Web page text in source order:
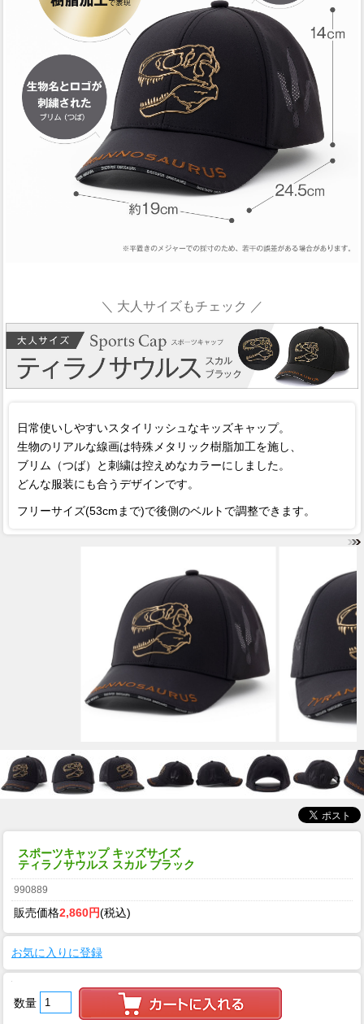
＼ 大人サイズもチェック ／
日常使いしやすいスタイリッシュなキッズキャップ。
生物のリアルな線画は特殊メタリック樹脂加工を施し、
ブリム（つば）と刺繍は控えめなカラーにしました。
どんな服装にも合うデザインです。
フリーサイズ(53cmまで)で後側のベルトで調整できます。
スポーツキャップ キッズサイズ
ティラノサウルス スカル ブラック
990889
販売価格2,860円(税込)
お気に入りに登録
数量